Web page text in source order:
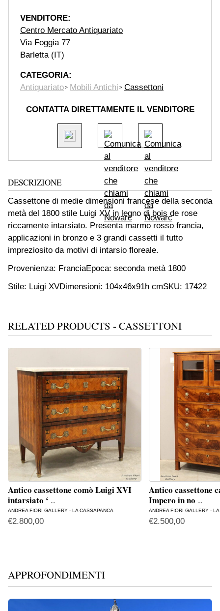
VENDITORE:
Centro Mercato Antiquariato
Via Foggia 77
Barletta (IT)
CATEGORIA:
Antiquariato
Mobili Antichi Cassettoni
CONTATTA DIRETTAMENTE IL VENDITORE
DESCRIZIONE
Cassettone di medie dimensioni francese della seconda
metà del 1800 stile Luigi XV in legno di bois de rose
riccamente intarsiato. Presenta marmo rosso francia,
applicazioni in bronzo e 3 grandi cassetti il tutto
impreziosito da motivi di intarsio floreale.
Provenienza: FranciaEpoca: seconda metà 1800
Stile: Luigi XVDimensioni: 104x46x91h cmSKU: 17422
RELATED PRODUCTS - CASSETTONI
Antico cassettone comò Luigi XVI
intarsiato ‘ …
ANDREA FIORI GALLERY - LA CASSAPANCA
€2.800,00
Antico cassettone
Impero in no …
ANDREA FIORI GALLERY -
€2.500,00
APPROFONDIMENTI